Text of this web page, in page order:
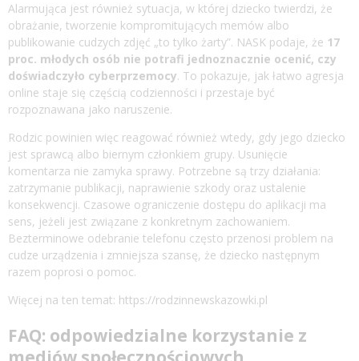
Alarmująca jest również sytuacja, w której dziecko twierdzi, że
obrażanie, tworzenie kompromitujących memów albo
publikowanie cudzych zdjęć „to tylko żarty”. NASK podaje, że 17
proc. młodych osób nie potrafi jednoznacznie ocenić, czy
doświadczyło cyberprzemocy. To pokazuje, jak łatwo agresja
online staje się częścią codzienności i przestaje być
rozpoznawana jako naruszenie.
Rodzic powinien więc reagować również wtedy, gdy jego dziecko
jest sprawcą albo biernym członkiem grupy. Usunięcie
komentarza nie zamyka sprawy. Potrzebne są trzy działania:
zatrzymanie publikacji, naprawienie szkody oraz ustalenie
konsekwencji. Czasowe ograniczenie dostępu do aplikacji ma
sens, jeżeli jest związane z konkretnym zachowaniem.
Bezterminowe odebranie telefonu często przenosi problem na
cudze urządzenia i zmniejsza szansę, że dziecko następnym
razem poprosi o pomoc.
Więcej na ten temat: https://rodzinnewskazowki.pl
FAQ: odpowiedzialne korzystanie z